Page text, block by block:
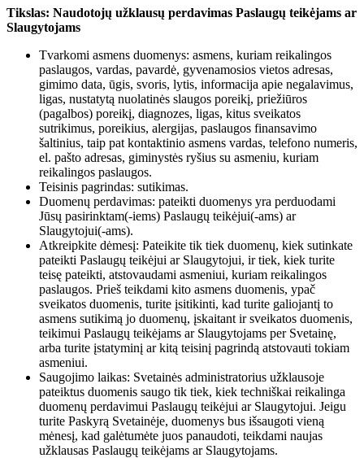
Tikslas: Naudotojų užklausų perdavimas Paslaugų teikėjams ar
Slaugytojams
Tvarkomi asmens duomenys: asmens, kuriam reikalingos
paslaugos, vardas, pavardė, gyvenamosios vietos adresas,
gimimo data, ūgis, svoris, lytis, informacija apie negalavimus,
ligas, nustatytą nuolatinės slaugos poreikį, priežiūros
(pagalbos) poreikį, diagnozes, ligas, kitus sveikatos
sutrikimus, poreikius, alergijas, paslaugos finansavimo
šaltinius, taip pat kontaktinio asmens vardas, telefono numeris,
el. pašto adresas, giminystės ryšius su asmeniu, kuriam
reikalingos paslaugos.
Teisinis pagrindas: sutikimas.
Duomenų perdavimas: pateikti duomenys yra perduodami
Jūsų pasirinktam(-iems) Paslaugų teikėjui(-ams) ar
Slaugytojui(-ams).
Atkreipkite dėmesį: Pateikite tik tiek duomenų, kiek sutinkate
pateikti Paslaugų teikėjui ar Slaugytojui, ir tiek, kiek turite
teisę pateikti, atstovaudami asmeniui, kuriam reikalingos
paslaugos. Prieš teikdami kito asmens duomenis, ypač
sveikatos duomenis, turite įsitikinti, kad turite galiojantį to
asmens sutikimą jo duomenų, įskaitant ir sveikatos duomenis,
teikimui Paslaugų teikėjams ar Slaugytojams per Svetainę,
arba turite įstatyminį ar kitą teisinį pagrindą atstovauti tokiam
asmeniui.
Saugojimo laikas: Svetainės administratorius užklausoje
pateiktus duomenis saugo tik tiek, kiek techniškai reikalinga
duomenų perdavimui Paslaugų teikėjui ar Slaugytojui. Jeigu
turite Paskyrą Svetainėje, duomenys bus išsaugoti vieną
mėnesį, kad galėtumėte juos panaudoti, teikdami naujas
užklausas Paslaugų teikėjams ar Slaugytojams.